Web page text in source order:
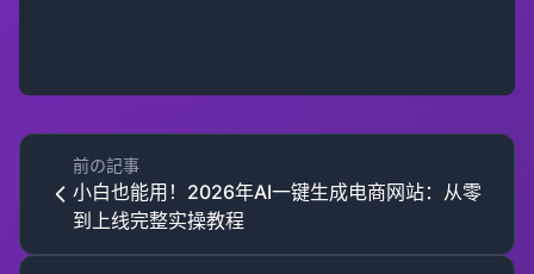
前の記事
小白也能用！2026年AI一键生成电商网站：从零
到上线完整实操教程